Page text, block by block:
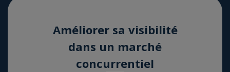
Amé­lio­rer sa visi­bi­li­té
dans un mar­ché
concur­ren­tiel